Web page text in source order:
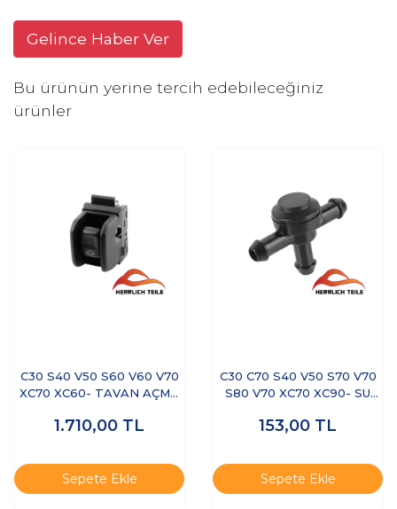
Gelince Haber Ver
Bu ürünün yerine tercih edebileceğiniz
ürünler
C30 S40 V50 S60 V60 V70
XC70 XC60- TAVAN AÇMA
1.710,00 TL
Sepete Ekle
C30 C70 S40 V50 S70 V70
S80 V70 XC70 XC90- SU
153,00 TL
Sepete Ekle